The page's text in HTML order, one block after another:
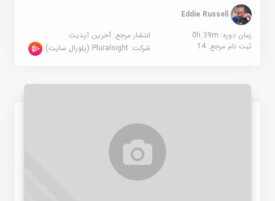
Eddie Russell
زمان دوره: 0h 39m
انتشار مرجع:آخرین آپدیت
ثبت نام مرجع:14 شرکت:Pluralsight (پلورال سایت)